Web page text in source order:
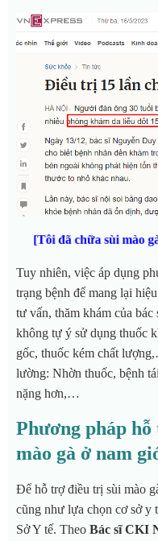
[Tôi đã chữa sùi mào
Tuy nhiên, việc áp dụng
trạng bệnh để mang lại
tư vấn, thăm khám của
không tự ý sử dụng thuốc
gốc, thuốc kém chất
lường: Nhờn thuốc, bệnh
nặng hơn,…
Phương pháp
mào gà ở nam
Để hỗ trợ điều trị sùi mào
cũng như lựa chọn cơ sở y
Sở Y tế. Theo Bác sĩ CKI